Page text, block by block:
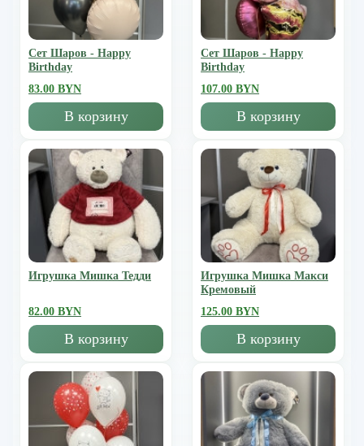
Сет Шаров - Happy
Birthday
83.00 BYN
В корзину
Сет Шаров - Happy
Birthday
107.00 BYN
В корзину
Игрушка Мишка Тедди
82.00 BYN
В корзину
Игрушка Мишка Mакси
Кремовый
125.00 BYN
В корзину